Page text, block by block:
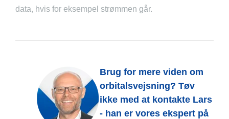
data, hvis for eksempel strømmen går.
Brug for mere viden om
orbitalsvejsning? Tøv
ikke med at kontakte Lars
- han er vores ekspert på